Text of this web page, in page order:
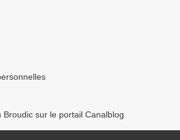
Broudic sur le portail Canalblog